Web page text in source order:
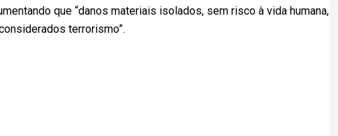
que “danos materiais isolados, sem risco à vida humana,
terrorismo”.